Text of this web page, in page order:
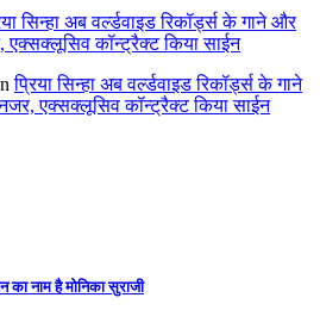
सिन्हा अब वर्ल्डवाइड रिकॉर्ड्स के गाने और
एक्सक्लूसिव कॉन्ट्रैक्ट किया साईन
प्रिया सिन्हा अब वर्ल्डवाइड रिकॉर्ड्स के गाने
एक्सक्लूसिव कॉन्ट्रैक्ट किया साईन
नाम है मोनिका सुराजी